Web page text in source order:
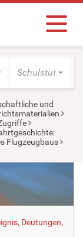
Schulstufe
und
Flugzeugbaus
Deutungen,